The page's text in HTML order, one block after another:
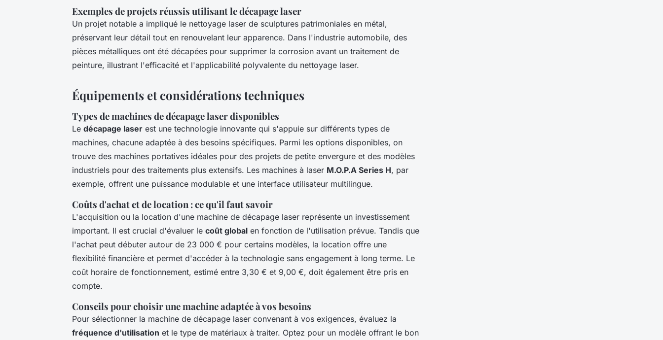
Exemples de projets réussis utilisant le décapage laser
Un projet notable a impliqué le nettoyage laser de sculptures patrimoniales en métal,
préservant leur détail tout en renouvelant leur apparence. Dans l'industrie automobile, des
pièces métalliques ont été décapées pour supprimer la corrosion avant un traitement de
peinture, illustrant l'efficacité et l'applicabilité polyvalente du nettoyage laser.
Équipements et considérations techniques
Types de machines de décapage laser disponibles
Le décapage laser est une technologie innovante qui s'appuie sur différents types de
machines, chacune adaptée à des besoins spécifiques. Parmi les options disponibles, on
trouve des machines portatives idéales pour des projets de petite envergure et des modèles
industriels pour des traitements plus extensifs. Les machines à laser M.O.P.A Series H, par
exemple, offrent une puissance modulable et une interface utilisateur multilingue.
Coûts d'achat et de location : ce qu'il faut savoir
L'acquisition ou la location d'une machine de décapage laser représente un investissement
important. Il est crucial d'évaluer le coût global en fonction de l'utilisation prévue. Tandis que
l'achat peut débuter autour de 23 000 € pour certains modèles, la location offre une
flexibilité financière et permet d'accéder à la technologie sans engagement à long terme. Le
coût horaire de fonctionnement, estimé entre 3,30 € et 9,00 €, doit également être pris en
compte.
Conseils pour choisir une machine adaptée à vos besoins
Pour sélectionner la machine de décapage laser convenant à vos exigences, évaluez la
fréquence d'utilisation et le type de matériaux à traiter. Optez pour un modèle offrant le bon